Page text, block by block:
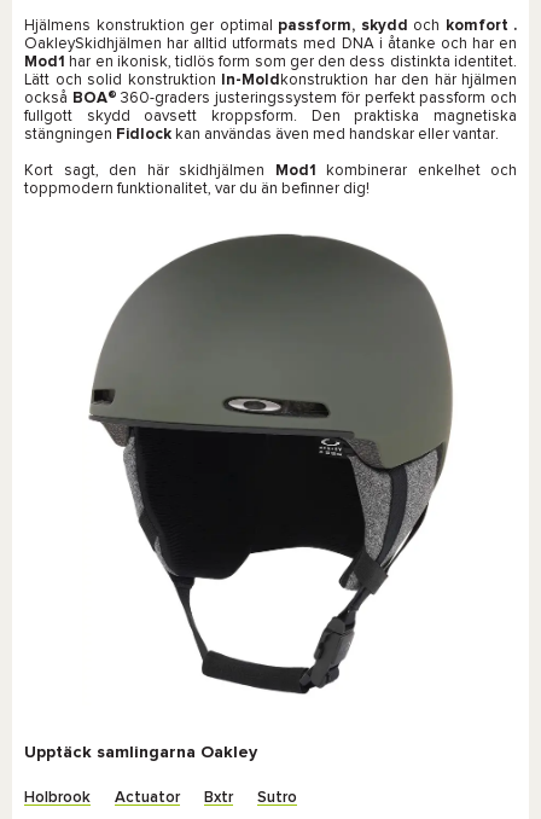
Hjälmens konstruktion ger optimal passform, skydd och komfort .
OakleySkidhjälmen har alltid utformats med DNA i åtanke och har en
Mod1
har en ikonisk, tidlös form som ger den dess distinkta identitet.
Lätt och solid konstruktion
In-Mold konstruktion har den här hjälmen
också BOA® 360-graders justeringssystem för perfekt passform och
fullgott skydd oavsett kroppsform. Den praktiska magnetiska
stängningen Fidlock kan användas även med handskar eller vantar.
Kort sagt, den här skidhjälmen Mod1
kombinerar enkelhet och
toppmodern funktionalitet, var du än befinner dig!
Upptäck samlingarna Oakley
Holbrook Actuator Bxtr Sutro